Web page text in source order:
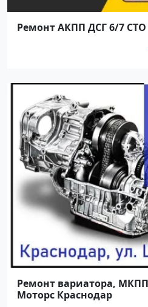
Ремонт АКПП ДСГ 6/7 СТО
Ремонт вариатора,
Моторс Краснодар